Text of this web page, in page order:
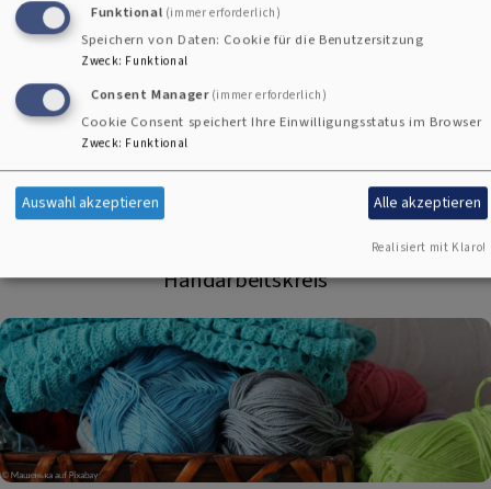
Handarbeitskreis
Funktional (immer erforderlich)
Speichern von Daten: Cookie für die Benutzersitzung
Zweck: Funktional
Consent Manager (immer erforderlich)
Cookie Consent speichert Ihre Einwilligungsstatus im Browser
Zweck: Funktional
Auswahl akzeptieren Alle akzeptieren
Realisiert mit Klaro!